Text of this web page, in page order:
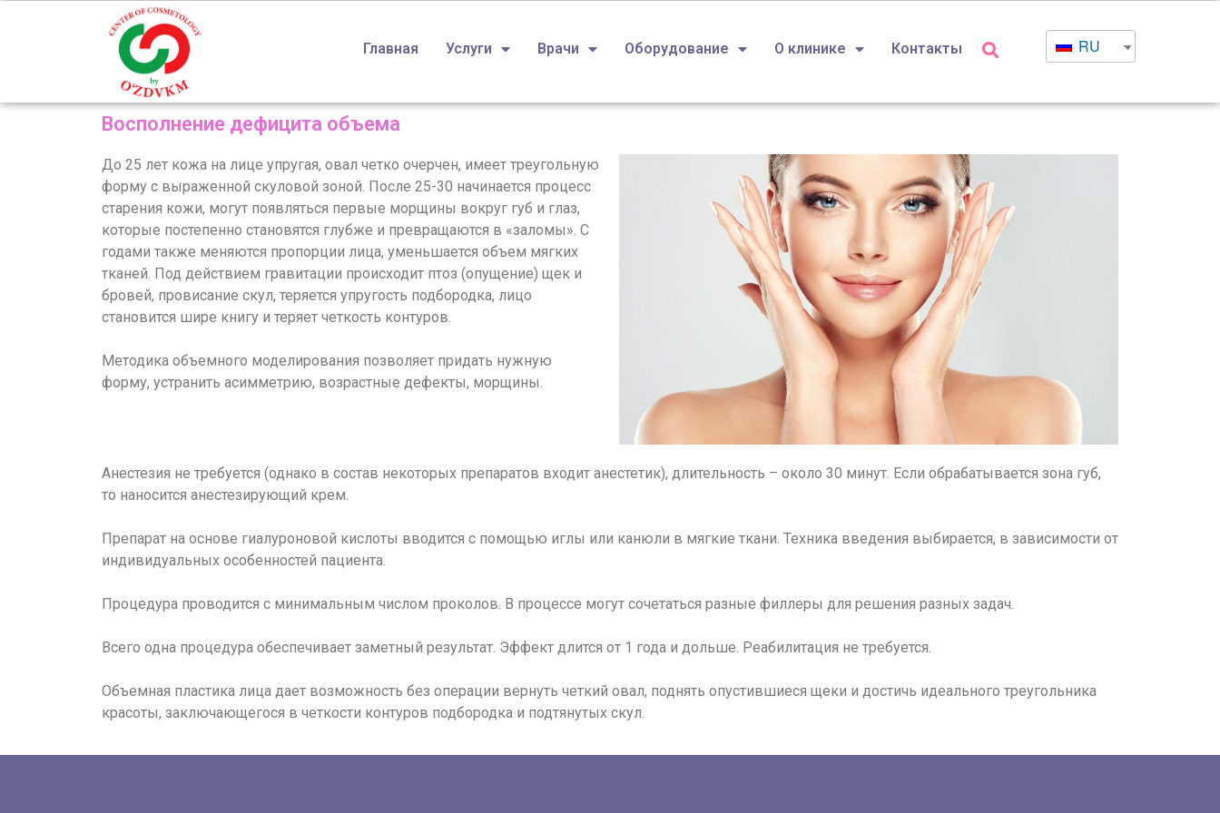
Главная Услуги Врачи Оборудование О клинике Контакты RU
Восполнение дефицита объема
До 25 лет кожа на лице упругая, овал четко очерчен, имеет треугольную
форму с выраженной скуловой зоной. После 25-30 начинается процесс
старения кожи, могут появляться первые морщины вокруг губ и глаз,
которые постепенно становятся глубже и превращаются в «заломы». С
годами также меняются пропорции лица, уменьшается объем мягких
тканей. Под действием гравитации происходит птоз (опущение) щек и
бровей, провисание скул, теряется упругость подбородка, лицо
становится шире книгу и теряет четкость контуров.
Методика объемного моделирования позволяет придать нужную
форму, устранить асимметрию, возрастные дефекты, морщины.
Анестезия не требуется (однако в состав некоторых препаратов входит анестетик), длительность – около 30 минут. Если обрабатывается зона губ,
то наносится анестезирующий крем.
Препарат на основе гиалуроновой кислоты вводится с помощью иглы или канюли в мягкие ткани. Техника введения выбирается, в зависимости от
индивидуальных особенностей пациента.
Процедура проводится с минимальным числом проколов. В процессе могут сочетаться разные филлеры для решения разных задач.
Всего одна процедура обеспечивает заметный результат. Эффект длится от 1 года и дольше. Реабилитация не требуется.
Объемная пластика лица дает возможность без операции вернуть четкий овал, поднять опустившиеся щеки и достичь идеального треугольника
красоты, заключающегося в четкости контуров подбородка и подтянутых скул.